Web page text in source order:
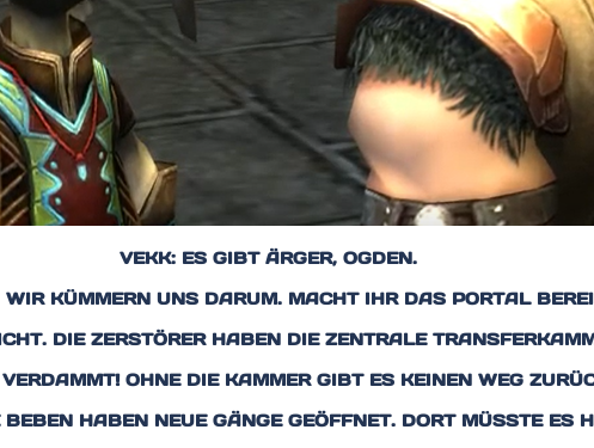
VEKK: ES GIBT ÄRGER, OGDEN.
WIR KÜMMERN UNS DARUM. MACHT IHR DAS PORTAL
DIE ZERSTÖRER HABEN DIE ZENTRALE
OHNE DIE KAMMER GIBT ES KEINEN WEG
HABEN NEUE GÄNGE GEÖFFNET. DORT MÜSSTE ES